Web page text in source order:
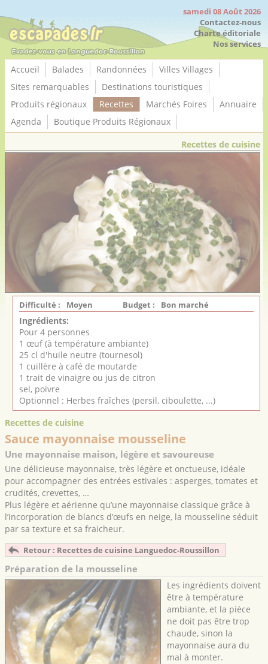
samedi 08 Août 2026
Contactez-nous
Charte éditoriale
Nos services
Accueil Balades Randonnées
Villes Villages
Sites remarquables
Destinations touristiques
Produits régionaux
Recettes Marchés Foires
Annuaire
Agenda
Boutique Produits Régionaux
Recettes de cuisine
Difficulté : Moyen Budget : Bon marché
Ingrédients:
Pour 4 personnes
1 œuf (à température ambiante)
25 cl d'huile neutre (tournesol)
1 cuillère à café de moutarde
1 trait de vinaigre ou jus de citron
sel, poivre
Optionnel : Herbes fraîches (persil, ciboulette, ...)
Recettes de cuisine
Sauce mayonnaise mousseline
Une mayonnaise maison, légère et savoureuse
Une délicieuse mayonnaise, très légère et onctueuse, idéale
pour accompagner des entrées estivales : asperges, tomates et
crudités, crevettes, …
Plus légère et aérienne qu’une mayonnaise classique grâce à
l’incorporation de blancs d’œufs en neige, la mousseline séduit
par sa texture et sa fraicheur.
Retour : Recettes de cuisine Languedoc-Roussillon
Préparation de la mousseline
Les ingrédients doivent
être à température
ambiante, et la pièce
ne doit pas être trop
chaude, sinon la
mayonnaise aura du
mal à monter.